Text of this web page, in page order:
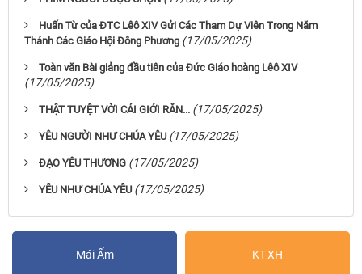
Huấn Từ của ĐTC Lêô XIV Gửi Các Tham Dự Viên Trong Năm
Thánh Các Giáo Hội Đông Phương (17/05/2025)
Toàn văn Bài giảng đầu tiên của Đức Giáo hoàng Lêô XIV
(17/05/2025)
THẬT TUYỆT VỜI CÁI GIỚI RĂN... (17/05/2025)
YÊU NGƯỜI NHƯ CHÚA YÊU (17/05/2025)
ĐẠO YÊU THƯƠNG (17/05/2025)
YÊU NHƯ CHÚA YÊU (17/05/2025)
Mái Ấm KT-XH